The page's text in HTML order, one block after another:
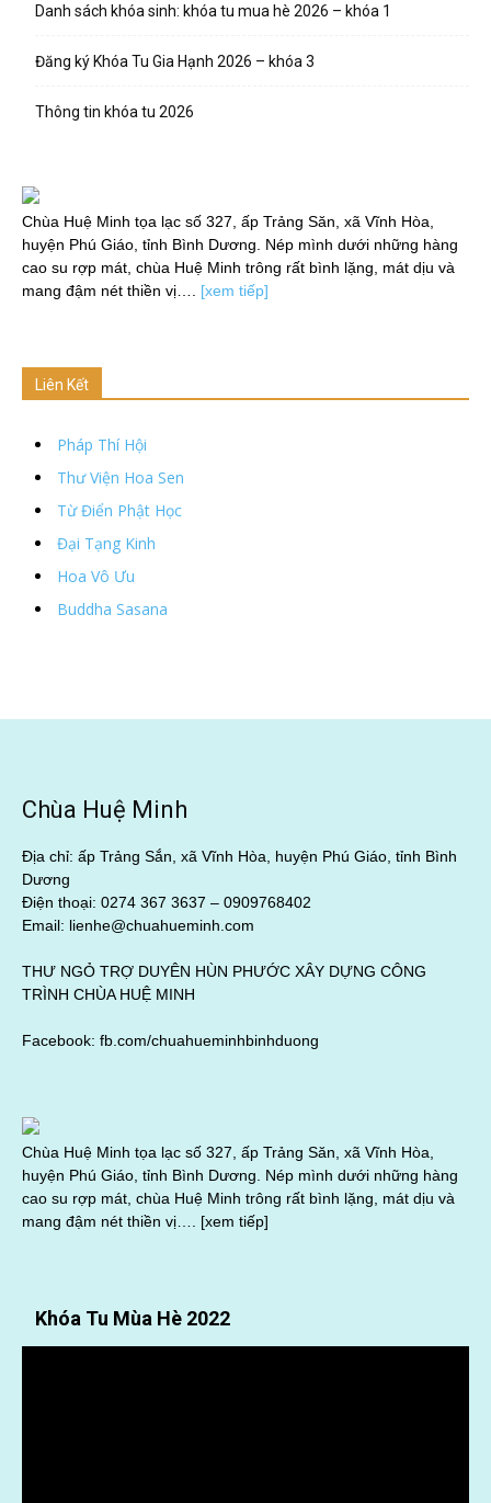
Danh sách khóa sinh: khóa tu mua hè 2026 – khóa 1
Đăng ký Khóa Tu Gia Hạnh 2026 – khóa 3
Thông tin khóa tu 2026
Chùa Huệ Minh tọa lạc số 327, ấp Trảng Săn, xã Vĩnh Hòa,
huyện Phú Giáo, tỉnh Bình Dương. Nép mình dưới những hàng
cao su rợp mát, chùa Huệ Minh trông rất bình lặng, mát dịu và
mang đậm nét thiền vị…. [xem tiếp]
Liên Kết
Pháp Thí Hội
Thư Viện Hoa Sen
Từ Điển Phật Học
Đại Tạng Kinh
Hoa Vô Ưu
Buddha Sasana
Chùa Huệ Minh
Địa chỉ: ấp Trảng Sắn, xã Vĩnh Hòa, huyện Phú Giáo, tỉnh Bình
Dương
Điện thoại: 0274 367 3637 – 0909768402
Email: lienhe@chuahueminh.com
THƯ NGỎ TRỢ DUYÊN HÙN PHƯỚC XÂY DỰNG CÔNG
TRÌNH CHÙA HUỆ MINH
Facebook: fb.com/chuahueminhbinhduong
Chùa Huệ Minh tọa lạc số 327, ấp Trảng Săn, xã Vĩnh Hòa,
huyện Phú Giáo, tỉnh Bình Dương. Nép mình dưới những hàng
cao su rợp mát, chùa Huệ Minh trông rất bình lặng, mát dịu và
mang đậm nét thiền vị…. [xem tiếp]
Khóa Tu Mùa Hè 2022